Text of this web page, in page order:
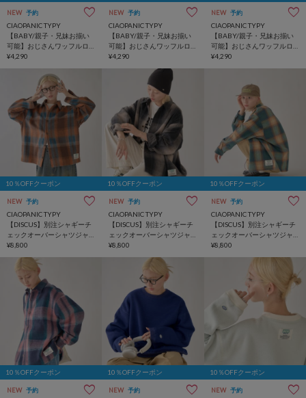
NEW 予約
CIAOPANIC TYPY
【BABY/親子・兄妹お揃い
可能】おじさんワッフルロ
ンパース
¥4,290
NEW 予約
CIAOPANIC TYPY
【BABY/親子・兄妹お揃い
可能】おじさんワッフルロ
ンパース
¥4,290
NEW 予約
CIAOPANIC TYPY
【BABY/親子・兄妹お揃い
可能】おじさんワッフルロ
ンパース
¥4,290
10％OFFクーポン
NEW 予約
CIAOPANIC TYPY
【DISCUS】別注シャギーチ
ェックオーバーシャツジャ
ケット
¥8,800
10％OFFクーポン
NEW 予約
CIAOPANIC TYPY
【DISCUS】別注シャギーチ
ェックオーバーシャツジャ
ケット
¥8,800
10％OFFクーポン
NEW 予約
CIAOPANIC TYPY
【DISCUS】別注シャギーチ
ェックオーバーシャツジャ
ケット
¥8,800
10％OFFクーポン
NEW 予約
10％OFFクーポン
NEW 予約
10％OFFクーポン
NEW 予約